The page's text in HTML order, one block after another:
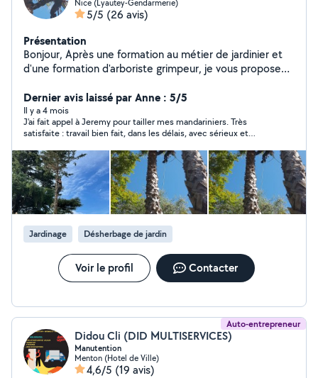
Nice (Lyautey-Gendarmerie)
5/5 (26 avis)
Présentation
Bonjour, Après une formation au métier de jardinier et
d'une formation d'arboriste grimpeur, je vous propose
Dernier avis laissé par Anne : 5/5
Il y a 4 mois
J'ai fait appel à Jeremy pour tailler mes mandariniers. Très
satisfaite : travail bien fait, dans les délais, avec sérieux et
Jardinage Désherbage de jardin
Voir le profil Contacter
Auto-entrepreneur
Didou Cli (DID MULTISERVICES)
Manutention
Menton (Hotel de Ville)
4,6/5 (19 avis)